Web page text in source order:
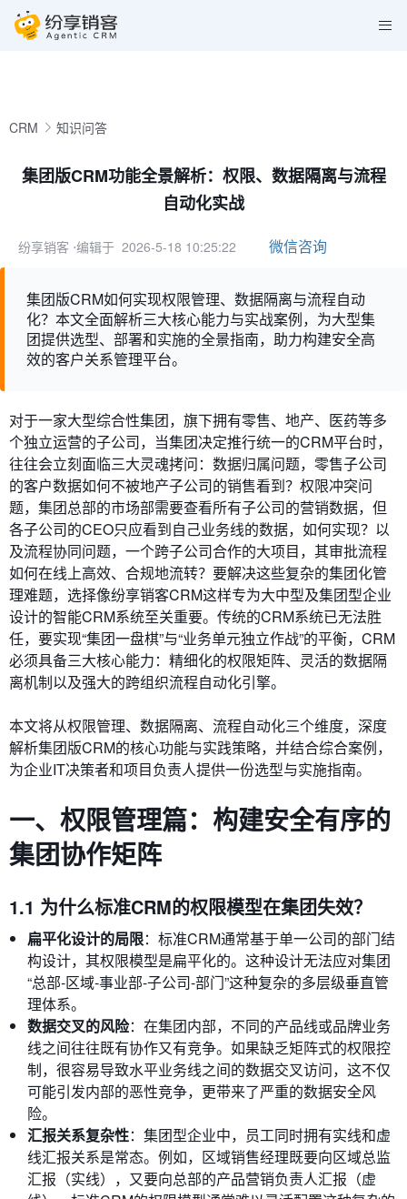
CRM 知识问答
集团版CRM功能全景解析：权限、数据隔离与流程
自动化实战
纷享销客 ⋅编辑于 2026-5-18 10:25:22 微信咨询
集团版CRM如何实现权限管理、数据隔离与流程自动
化？本文全面解析三大核心能力与实战案例，为大型集
团提供选型、部署和实施的全景指南，助力构建安全高
效的客户关系管理平台。
对于一家大型综合性集团，旗下拥有零售、地产、医药等多
个独立运营的子公司，当集团决定推行统一的CRM平台时，
往往会立刻面临三大灵魂拷问：数据归属问题，零售子公司
的客户数据如何不被地产子公司的销售看到？权限冲突问
题，集团总部的市场部需要查看所有子公司的营销数据，但
各子公司的CEO只应看到自己业务线的数据，如何实现？以
及流程协同问题，一个跨子公司合作的大项目，其审批流程
如何在线上高效、合规地流转？要解决这些复杂的集团化管
理难题，选择像纷享销客CRM这样专为大中型及集团型企业
设计的智能CRM系统至关重要。传统的CRM系统已无法胜
任，要实现“集团一盘棋”与“业务单元独立作战”的平衡，CRM
必须具备三大核心能力：精细化的权限矩阵、灵活的数据隔
离机制以及强大的跨组织流程自动化引擎。
本文将从权限管理、数据隔离、流程自动化三个维度，深度
解析集团版CRM的核心功能与实践策略，并结合综合案例，
为企业IT决策者和项目负责人提供一份选型与实施指南。
一、权限管理篇：构建安全有序的
集团协作矩阵
1.1 为什么标准CRM的权限模型在集团失效？
扁平化设计的局限：标准CRM通常基于单一公司的部门结
构设计，其权限模型是扁平化的。这种设计无法应对集团
“总部-区域-事业部-子公司-部门”这种复杂的多层级垂直管
理体系。
数据交叉的风险：在集团内部，不同的产品线或品牌业务
线之间往往既有协作又有竞争。如果缺乏矩阵式的权限控
制，很容易导致水平业务线之间的数据交叉访问，这不仅
可能引发内部的恶性竞争，更带来了严重的数据安全风
险。
汇报关系复杂性：集团型企业中，员工同时拥有实线和虚
线汇报关系是常态。例如，区域销售经理既要向区域总监
汇报（实线），又要向总部的产品营销负责人汇报（虚